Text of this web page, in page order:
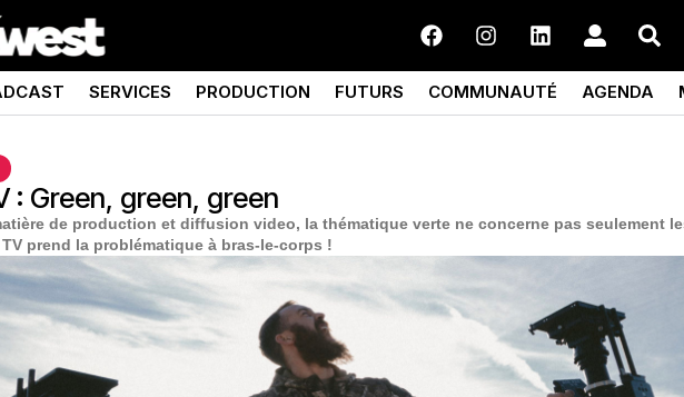
SERVICES PRODUCTION FUTURS COMMUNAUTÉ AGENDA
: Green, green, green
de production et diffusion video, la thématique verte ne concerne pas seulement
prend la problématique à bras-le-corps !